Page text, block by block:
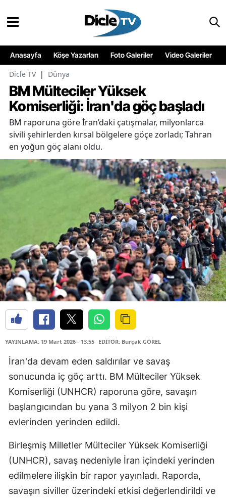
Anasayfa Köşe Yazarları Foto Galeriler Video Galeriler
Dicle TV | Dünya
BM Mülteciler Yüksek
Komiserliği: İran'da göç başladı
BM raporuna göre İran’daki çatışmalar, milyonlarca
sivili şehirlerden kırsal bölgelere göçe zorladı; Tahran
en yoğun göç alanı oldu.
YAYINLAMA: 19 Mart 2026 - 13:55 EDİTÖR: Burçak GÖREL
İran'da devam eden saldırılar ve savaş
sonucunda iç göç arttı. BM Mülteciler Yüksek
Komiserliği (UNHCR) raporuna göre, savaşın
başlangıcından bu yana 3 milyon 2 bin kişi
evlerinden yerinden edildi.
Birleşmiş Milletler Mülteciler Yüksek Komiserliği
(UNHCR), savaş nedeniyle İran içindeki yerinden
edilmelere ilişkin bir rapor yayınladı. Raporda,
savaşın siviller üzerindeki etkisi değerlendirildi ve